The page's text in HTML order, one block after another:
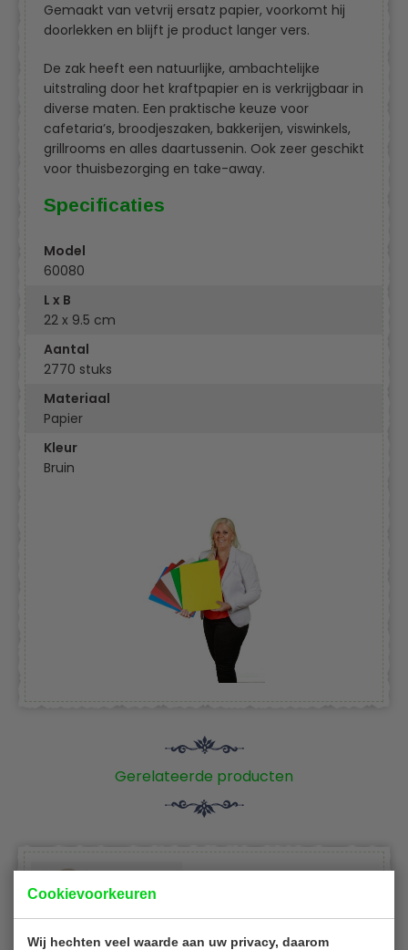
Cookievoorkeuren
Wij hechten veel waarde aan uw privacy, daarom
Gemaakt van vetvrij ersatz papier, voorkomt hij
doorlekken en blijft je product langer vers.
De zak heeft een natuurlijke, ambachtelijke
uitstraling door het kraftpapier en is verkrijgbaar in
diverse maten. Een praktische keuze voor
cafetaria’s, broodjeszaken, bakkerijen, viswinkels,
grillrooms en alles daartussenin. Ook zeer geschikt
voor thuisbezorging en take-away.
Specificaties
Model
60080
L x B
22 x 9.5 cm
Aantal
2770 stuks
Materiaal
Papier
Kleur
Bruin
Gerelateerde producten